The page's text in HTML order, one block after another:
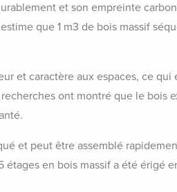
et son empreinte
que 1 m3 de bois massif
et caractère aux espaces, ce qui
ont montré que le bois
et peut être assemblé
en bois massif a été érigé